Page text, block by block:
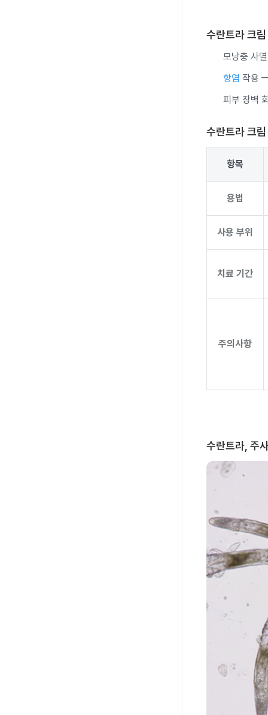
수란트라 크
모낭충 사
항염 작용
피부 장벽
수란트라 크
항목
용법
사용 부위
치료 기간
주의사항
수란트라, 주